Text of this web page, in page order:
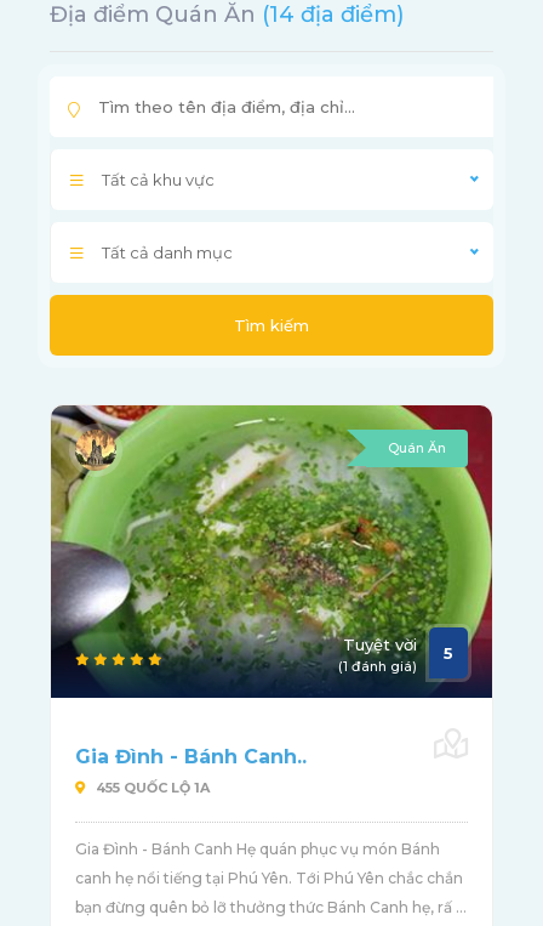
Địa điểm Quán Ăn (14 địa điểm)
Tất cả khu vực
Tất cả danh mục
Tìm kiếm
Quán Ăn
Tuyệt vời
(1 đánh giá)
5
Gia Đình - Bánh Canh..
455 QUỐC LỘ 1A
Gia Đình - Bánh Canh Hẹ quán phục vụ món Bánh
canh hẹ nổi tiếng tại Phú Yên. Tới Phú Yên chắc chắn
bạn đừng quên bỏ lỡ thưởng thức Bánh Canh hẹ, rấ ...